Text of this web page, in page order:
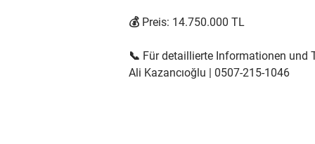
💰 Preis: 14.750.000 TL
📞 Für detaillierte Informationen und
Ali Kazancıoğlu | 0507-215-1046